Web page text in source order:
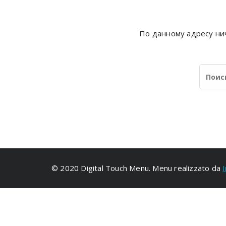
По данному адресу
© 2020 Digital Touch Menu. Menu realizzato da